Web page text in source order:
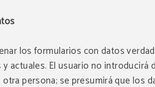
los formularios con datos
actuales. El usuario no introducirá
persona; se presumirá que los